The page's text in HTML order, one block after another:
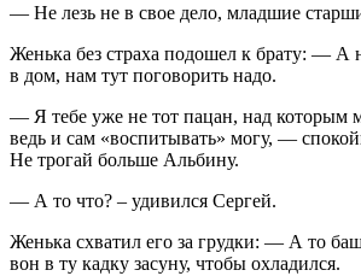
— Не лезь не в свое дело, младшие
Женька без страха подошел к брату: — А
в дом, нам тут поговорить надо.
— Я тебе уже не тот пацан, над которым
ведь и сам «воспитывать» могу, —
Не трогай больше Альбину.
— А то что? – удивился Сергей.
Женька схватил его за грудки: — А то
вон в ту кадку засуну, чтобы охладился.